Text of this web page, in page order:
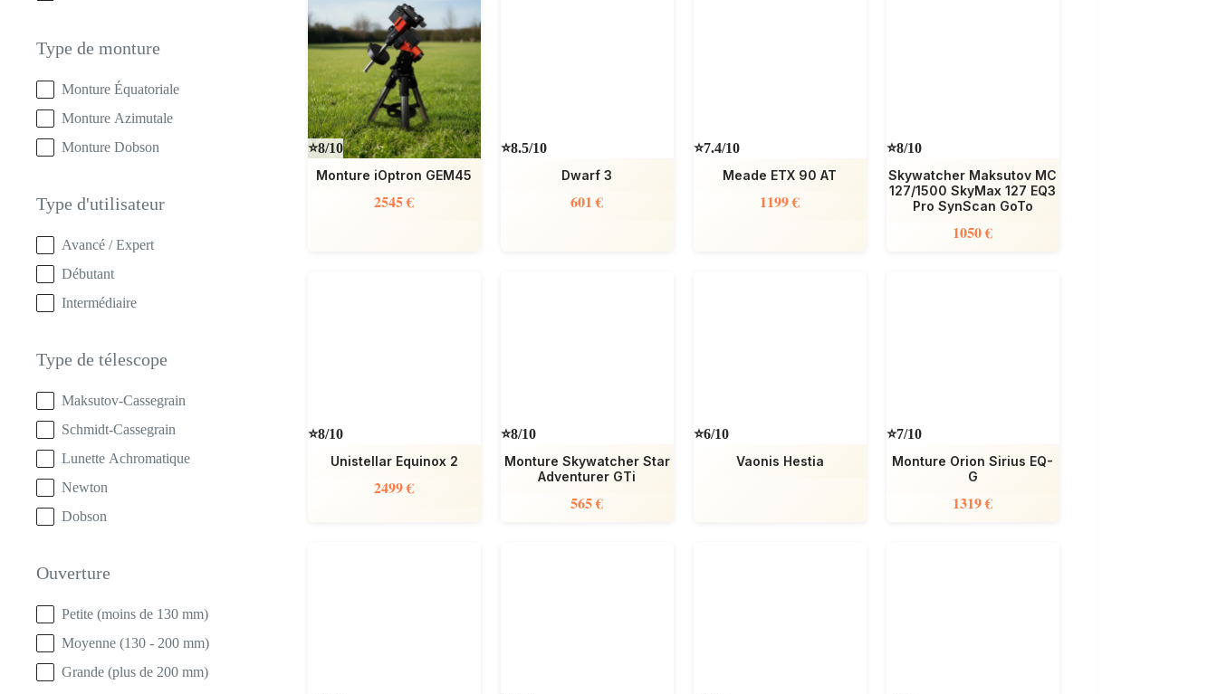
Type de monture
Type de monture
Monture Équatoriale
Monture Azimutale
Monture Dobson
Type d'utilisateur
Type d'utilisateur
Avancé / Expert
Débutant
Intermédiaire
Type de télescope
Type de télescope
Maksutov-Cassegrain
Schmidt-Cassegrain
Lunette Achromatique
Newton
Dobson
Ouverture
Ouverture
Petite (moins de 130 mm)
Moyenne (130 - 200 mm)
Grande (plus de 200 mm)
⭐8/10
Monture iOptron GEM45
2545 €
⭐8.5/10
Dwarf 3
601 €
⭐7.4/10
Meade ETX 90 AT
1199 €
⭐8/10
Skywatcher Maksutov MC
127/1500 SkyMax 127 EQ3
Pro SynScan GoTo
1050 €
⭐8/10
Unistellar Equinox 2
2499 €
⭐8/10
Monture Skywatcher Star
Adventurer GTi
565 €
⭐6/10
Vaonis Hestia
⭐7/10
Monture Orion Sirius EQ-
G
1319 €